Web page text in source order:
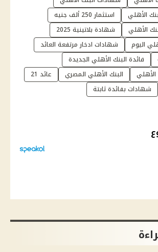
الأهلي
استثمار 250 ألف جنيه
الأهلي
شهادة بلاتينية 2025
اليوم
شهادات ادخار مرتفعة العائد
فائدة البنك الأهلي الجديدة
الأهلي
البنك الأهلي المصري
عائد 21
شهادات بفائدة ثابتة